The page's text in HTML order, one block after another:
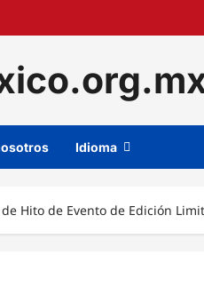
Idioma
Hito de Evento de Edición